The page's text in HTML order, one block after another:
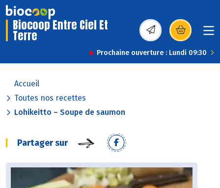
Biocoop Entre Ciel Et
Terre (s’ouvre dans une
Prochaine ouverture : Lundi 09:30
Accueil
Toutes nos recettes
Lohikeitto – Soupe de saumon
Partager sur